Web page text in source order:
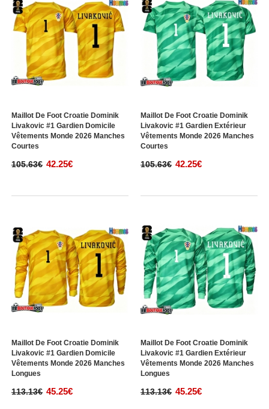
Maillot De Foot Croatie Dominik
Livakovic #1 Gardien Domicile
Vêtements Monde 2026 Manches
Courtes
105.63€ 42.25€
Maillot De Foot Croatie Dominik
Livakovic #1 Gardien Extérieur
Vêtements Monde 2026 Manches
Courtes
105.63€ 42.25€
Maillot De Foot Croatie Dominik
Livakovic #1 Gardien Domicile
Vêtements Monde 2026 Manches
Longues
113.13€ 45.25€
Maillot De Foot Croatie Dominik
Livakovic #1 Gardien Extérieur
Vêtements Monde 2026 Manches
Longues
113.13€ 45.25€